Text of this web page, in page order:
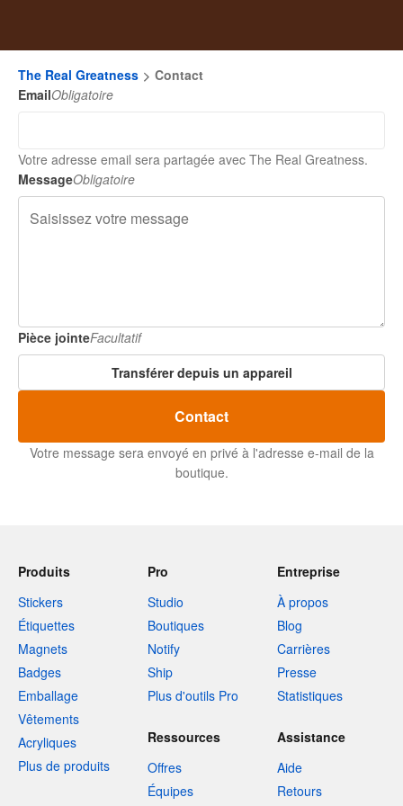
The Real Greatness
Contact
EmailObligatoire
Votre adresse email sera partagée avec The Real Greatness.
MessageObligatoire
Pièce jointeFacultatif
Transférer depuis un appareil
Contact
Votre message sera envoyé en privé à l'adresse e-mail de la
boutique.
Produits
Stickers
Étiquettes
Magnets
Badges
Emballage
Vêtements
Acryliques
Plus de produits
Pro
Studio
Boutiques
Notify
Ship
Plus d'outils Pro
Entreprise
À propos
Blog
Carrières
Presse
Statistiques
Ressources
Offres
Équipes
Assistance
Aide
Retours